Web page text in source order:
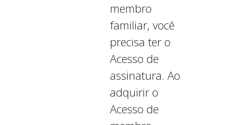
membro
familiar, você
precisa ter o
Acesso de
assinatura. Ao
adquirir o
Acesso de